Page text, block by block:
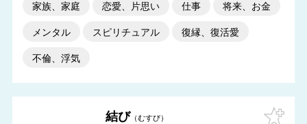
家族、家庭 恋愛、片思い 仕事 将来、お金
メンタル スピリチュアル 復縁、復活愛
不倫、浮気
結び むすび